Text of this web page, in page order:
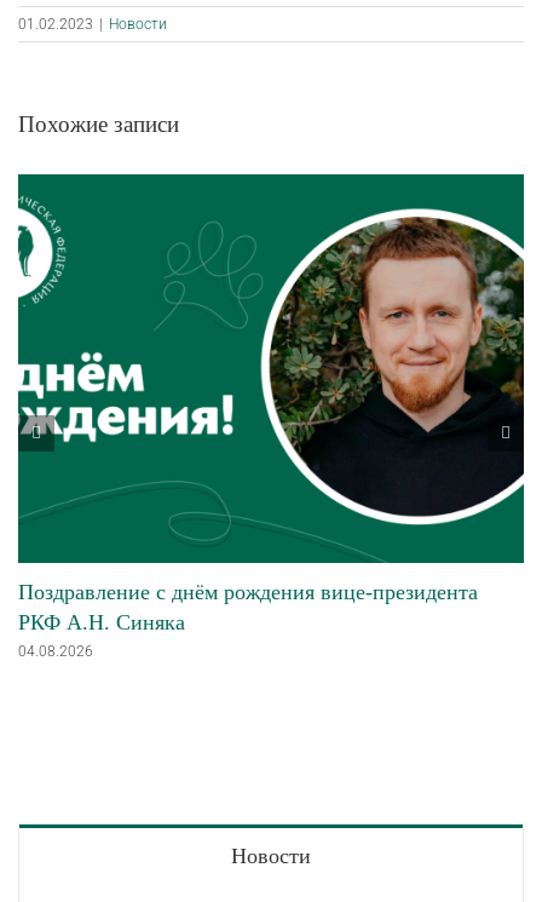
01.02.2023 Новости
Похожие записи
Поздравление с днём рождения вице-президента
РКФ А.Н. Синяка
04.08.2026
Новости